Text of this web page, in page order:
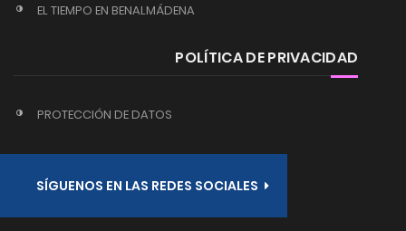
EL TIEMPO EN BENALMÁDENA
POLÍTICA DE PRIVACIDAD
PROTECCIÓN DE DATOS
SÍGUENOS EN LAS REDES SOCIALES